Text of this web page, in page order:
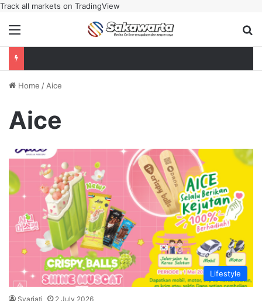
Track all markets on TradingView
Menu
Home /Aice
Aice
Lifestyle
Syariati 2 July 2026